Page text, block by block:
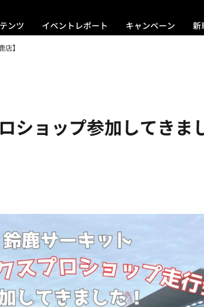
ンツ イベントレポート キャンペーン 新
】
ショップ参加してきま